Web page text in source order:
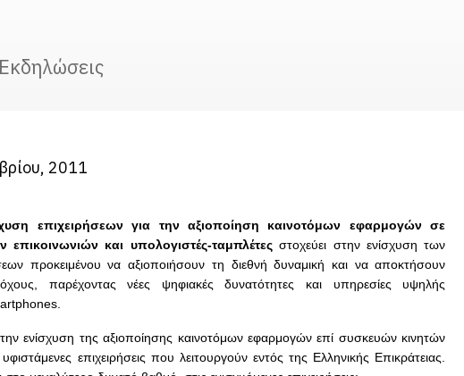
2011
επιχειρήσεων για την αξιοποίηση καινοτόμων εφαρμογών σε
επικοινωνιών και υπολογιστές-ταμπλέτεςστοχεύει στην ενίσχυση των
προκειμένου να αξιοποιήσουν τη διεθνή δυναμική και να αποκτήσουν
παρέχοντας νέες ψηφιακές δυνατότητες και υπηρεσίες υψηλής
ενίσχυση της αξιοποίησης καινοτόμων εφαρμογών επί συσκευών κινητών
επιχειρήσεις που λειτουργούν εντός της Ελληνικής Επικράτειας.